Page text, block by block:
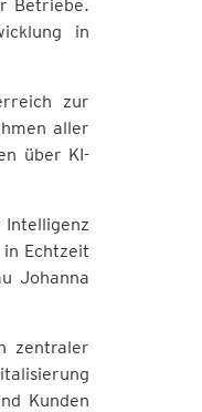
Betriebe.
in
zur
aller
über KI-
Intelligenz
Echtzeit
Johanna
zentraler
Kunden